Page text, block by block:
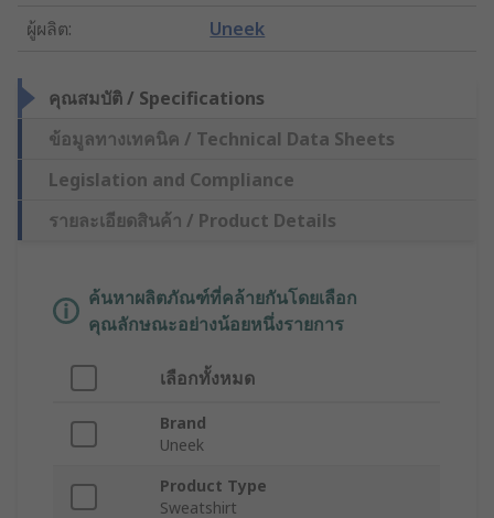
ผู้ผลิต: Uneek
คุณสมบัติ / Specifications
ข้อมูลทางเทคนิค / Technical Data Sheets
Legislation and Compliance
รายละเอียดสินค้า / Product Details
ค้นหาผลิตภัณฑ์ที่คล้ายกันโดยเลือก
คุณลักษณะอย่างน้อยหนึ่งรายการ
เลือกทั้งหมด
Brand
Uneek
Product Type
Sweatshirt